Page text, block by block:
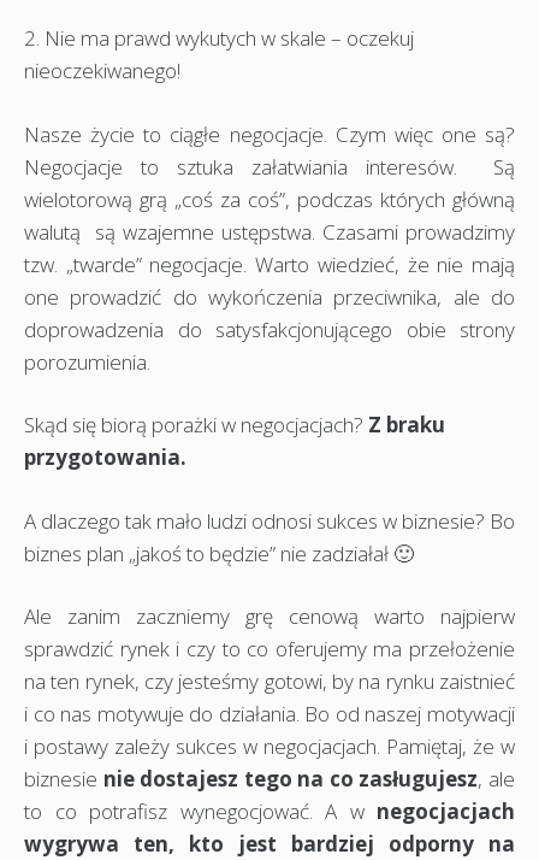
2. Nie ma prawd wykutych w skale – oczekuj
nieoczekiwanego!
Nasze życie to ciągłe negocjacje. Czym więc one są?
Negocjacje to sztuka załatwiania interesów. Są
wielotorową grą „coś za coś”, podczas których główną
walutą są wzajemne ustępstwa. Czasami prowadzimy
tzw. „twarde” negocjacje. Warto wiedzieć, że nie mają
one prowadzić do wykończenia przeciwnika, ale do
doprowadzenia do satysfakcjonującego obie strony
porozumienia.
Skąd się biorą porażki w negocjacjach? Z braku
przygotowania.
A dlaczego tak mało ludzi odnosi sukces w biznesie? Bo
biznes plan „jakoś to będzie” nie zadziałał 🙂
Ale zanim zaczniemy grę cenową warto najpierw
sprawdzić rynek i czy to co oferujemy ma przełożenie
na ten rynek, czy jesteśmy gotowi, by na rynku zaistnieć
i co nas motywuje do działania. Bo od naszej motywacji
i postawy zależy sukces w negocjacjach. Pamiętaj, że w
biznesie nie dostajesz tego na co zasługujesz, ale
to co potrafisz wynegocjować. A w negocjacjach
wygrywa ten, kto jest bardziej odporny na